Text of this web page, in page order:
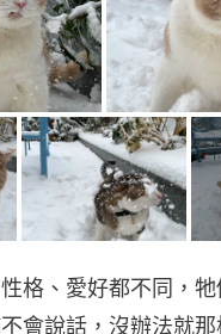
格、愛好都不同，
會說話，沒辦法就